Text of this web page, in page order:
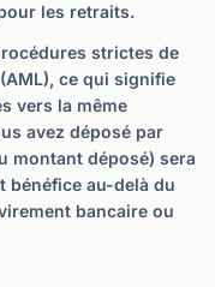
les retraits.
strictes de
ce qui signifie
vers la même
avez déposé par
montant déposé) sera
bénéfice au-delà du
bancaire ou